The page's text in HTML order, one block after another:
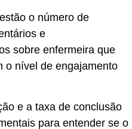
o número de
e
sobre enfermeira que
o nível de engajamento
e a taxa de conclusão
para entender se o